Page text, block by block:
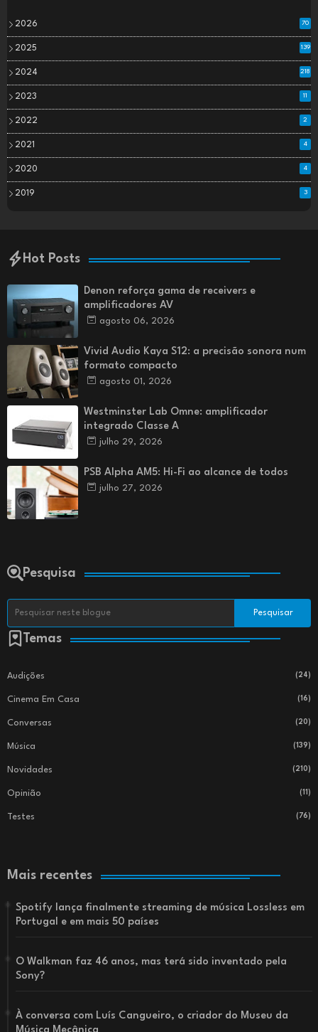
2026 70
2025 139
2024 218
2023 11
2022 2
2021 4
2020 4
2019 3
Hot Posts
Denon reforça gama de receivers e
amplificadores AV
agosto 06, 2026
Vivid Audio Kaya S12: a precisão sonora num
formato compacto
agosto 01, 2026
Westminster Lab Omne: amplificador
integrado Classe A
julho 29, 2026
PSB Alpha AM5: Hi-Fi ao alcance de todos
julho 27, 2026
Pesquisa
Temas
Audições (24)
Cinema Em Casa (16)
Conversas (20)
Música (139)
Novidades (210)
Opinião (11)
Testes (76)
Mais recentes
Spotify lança finalmente streaming de música Lossless em
Portugal e em mais 50 países
O Walkman faz 46 anos, mas terá sido inventado pela
Sony?
À conversa com Luís Cangueiro, o criador do Museu da